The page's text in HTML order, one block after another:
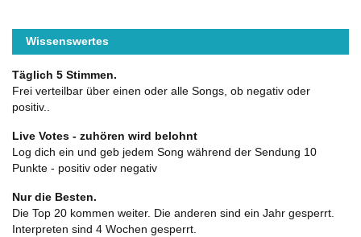
Wissenswertes
Täglich 5 Stimmen.
Frei verteilbar über einen oder alle Songs, ob negativ oder
positiv..
Live Votes - zuhören wird belohnt
Log dich ein und geb jedem Song während der Sendung 10
Punkte - positiv oder negativ
Nur die Besten.
Die Top 20 kommen weiter. Die anderen sind ein Jahr gesperrt.
Interpreten sind 4 Wochen gesperrt.